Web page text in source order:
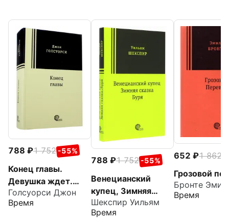
788 1 752 -55%
Конец главы.
Девушка ждет.
Пустыня в цвету.
На другой берег
Голсуорси Джон
Время
788 1 752 -55%
Венецианский
купец, Зимняя
сказка, Буря: пьесы
Шекспир Уильям
Время
652 1 862
Грозовой
Бронте
Время